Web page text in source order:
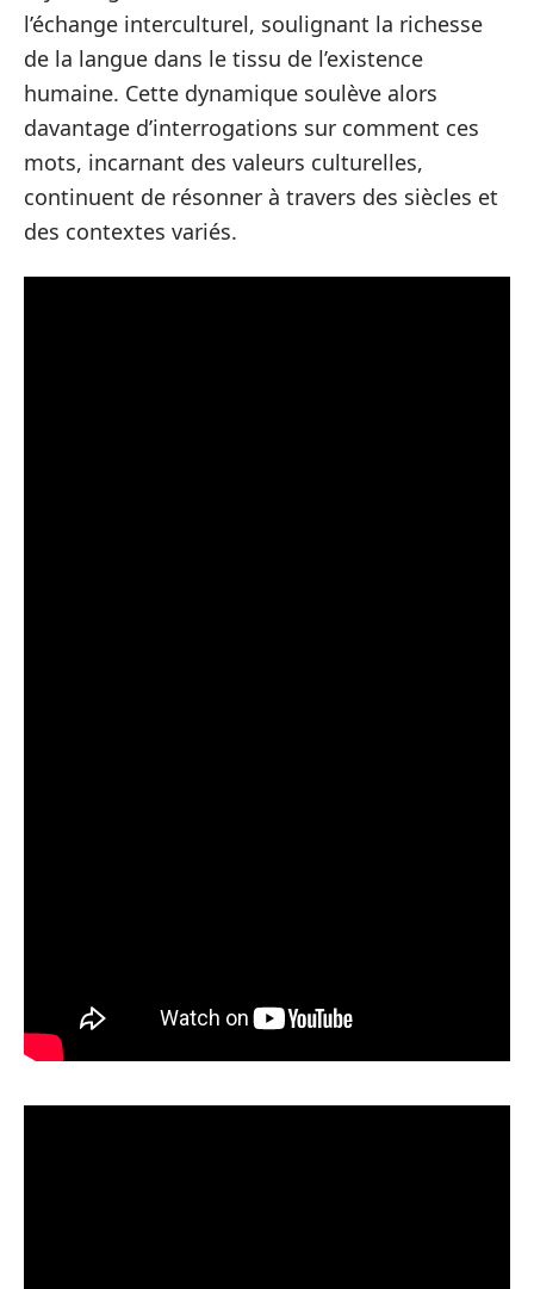
l’échange interculturel, soulignant la richesse
de la langue dans le tissu de l’existence
humaine. Cette dynamique soulève alors
davantage d’interrogations sur comment ces
mots, incarnant des valeurs culturelles,
continuent de résonner à travers des siècles et
des contextes variés.